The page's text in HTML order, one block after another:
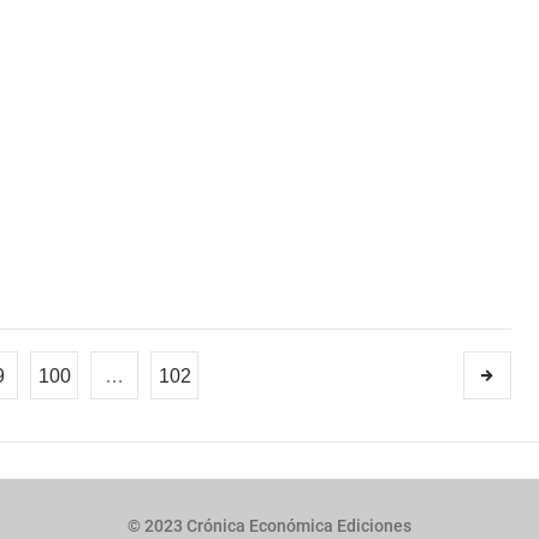
100 … 102
© 2023 Crónica Económica Ediciones